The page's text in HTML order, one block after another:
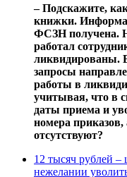
‒ Подскажите,
книжки.
ФСЗН получена.
работал
ликвидированы.
запросы
работы в
учитывая, что в
даты приема и
номера
отсутствуют?
12 тысяч рублей –
нежелании